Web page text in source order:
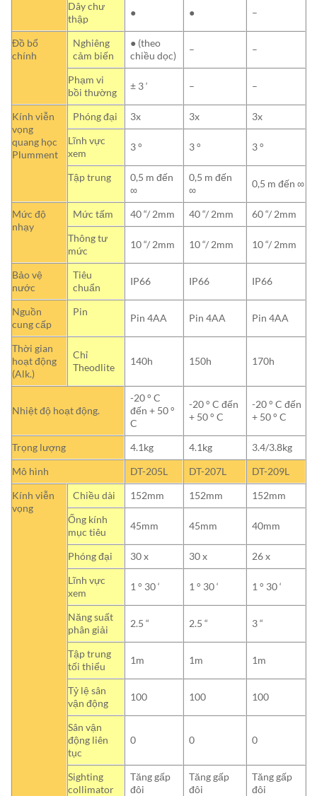
Dây chư
thập
● ● –
Đồ bổ
chính
Nghiêng
cảm biến
● (theo
chiều dọc)
– –
Phạm vi
bồi thường
± 3 ‘ – –
Kính viễn
vọng
quang học
Plumment
Phóng đại 3x 3x
3x
Lĩnh vực
xem
3 ° 3 ° 3 °
Tập trung
0,5 m đến
∞
0,5 m đến
∞
0,5 m đến ∞
Mức độ
nhạy
Mức tấm 40 “/ 2mm 40 “/ 2mm
60 “/ 2mm
Thông tư
mức
10 “/ 2mm 10 “/ 2mm 10 “/ 2mm
Bảo vệ
nước
Tiêu
chuẩn
IP66 IP66 IP66
Nguồn
cung cấp
Pin
Pin 4AA Pin 4AA Pin 4AA
Thời gian
hoạt động
(Alk.)
Chỉ
Theodlite
140h 150h 170h
Nhiệt độ hoạt động.
-20 ° C
đến + 50 °
C
-20 ° C đến
+ 50 ° C
-20 ° C đến
+ 50 ° C
Trọng lượng 4.1kg 4.1kg
3.4/3.8kg
Mô hình
DT-205L DT-207L
DT-209L
Kính viễn
vọng
Chiều dài 152mm 152mm
152mm
Ống kính
mục tiêu
45mm 45mm 40mm
Phóng đại 30 x 30 x
26 x
Lĩnh vực
xem
1 ° 30 ‘ 1 ° 30 ‘ 1 ° 30 ‘
Năng suất
phân giải
2.5 “ 2.5 “ 3 “
Tập trung
tối thiểu
1m 1m 1m
Tỷ lệ sân
vận động
100 100 100
Sân vận
động liên
tục
0 0 0
Sighting
collimator
Tăng gấp
đôi
Tăng gấp
đôi
Tăng gấp
đôi